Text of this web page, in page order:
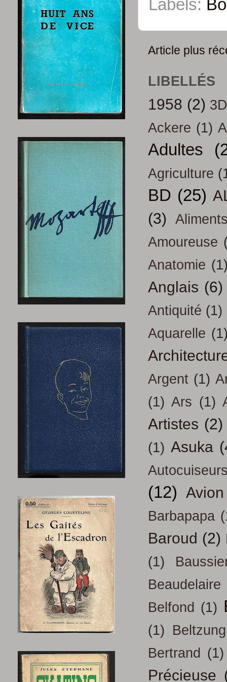
Labels:
Article plus
LIBELLÉS
1958 (2)
Ackere (1)
Adultes
Agriculture
BD (25)
(3)
Amoureuse
Anatomie
Anglais (6)
Antiquité (1)
Aquarelle
Argent (1)
(1) Ars (1)
Artistes (2)
(1) Asuka
(12) Avion
Barbapapa
Baroud (2)
(1)
Beaudelaire
Belfond (1)
(1) Beltzung
Bertrand (1)
Précieuse